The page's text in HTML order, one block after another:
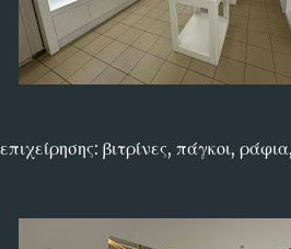
βιτρίνες, πάγκοι,